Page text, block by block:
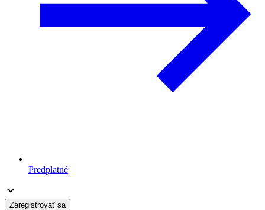
Predplatné
Zaregistrovať sa